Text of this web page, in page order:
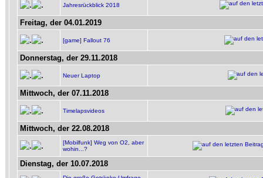
Jahresrückblick 2018
Freitag, der 04.01.2019
[game] Fallout 76
Donnerstag, der 29.11.2018
Neuer Laptop
Mittwoch, der 07.11.2018
Timelapsvideos
Mittwoch, der 22.08.2018
[Mobilfunk] Weg von O2, aber
wohin...?
Dienstag, der 10.07.2018